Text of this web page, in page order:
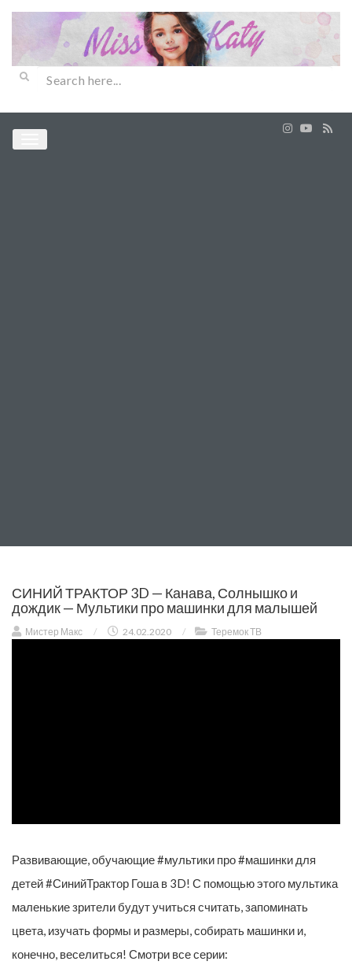
СИНИЙ ТРАКТОР 3D — Канава, Солнышко и
дождик — Мультики про машинки для малышей
Мистер Макс / 24.02.2020 / Теремок ТВ
Развивающие, обучающие #мультики про #машинки для
детей #СинийТрактор Гоша в 3D! С помощью этого мультика
маленькие зрители будут учиться считать, запоминать
цвета, изучать формы и размеры, собирать машинки и,
конечно, веселиться! Смотри все серии: